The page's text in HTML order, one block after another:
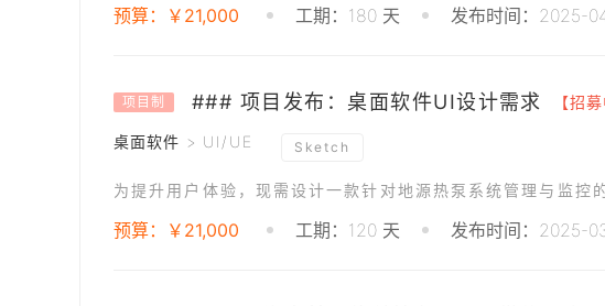
预算：￥21,000 工期：180 天 发布时间：2025-
项目制 ### 项目发布：桌面软件UI设计需求 【招募
桌面软件 > UI/UE Sketch
为提升用户体验，现需设计一款针对地源热泵系统管理与监控
预算：￥21,000 工期：120 天 发布时间：2025-